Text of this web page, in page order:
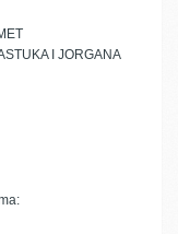
I JORGANA